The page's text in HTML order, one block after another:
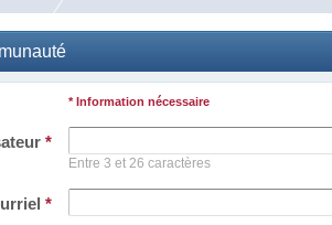
* Information nécessaire
*
Entre 3 et 26 caractères
*